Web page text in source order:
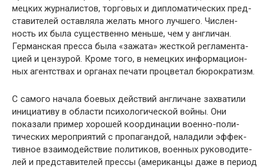
мецких журналистов, торговых и дипломатических пред­
ставителей оставляла желать много лучшего. Числен­
ность их была существенно меньше, чем у англичан.
Германская пресса была «зажата» жесткой регламента­
цией и цензурой. Кроме того, в немецких информацион­
ных агентствах и органах печати процветал бюрокра­тизм.
С самого начала боевых действий англичане захва­тили
инициативу в области психологической войны. Они
показали пример хорошей координации военно-поли­
тических мероприятий с пропагандой, наладили эффек­
тивное взаимодействие политиков, военных руководите­
лей и представителей прессы (американцы даже в период